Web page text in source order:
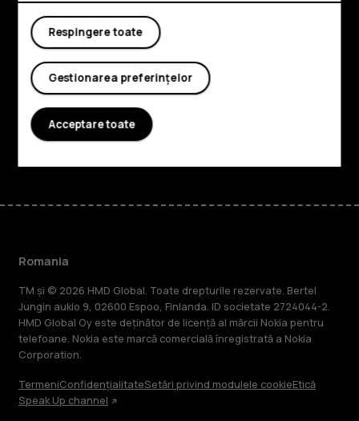
Despre
Planet and people
Asistență
FacebookInstagram
TiktokYoutube
Romania
TM și © 2026 HMD Global. Toate drepturile rezervate. Bertel
Jungin aukio 9, 02600 Espoo, Finlanda. ID societate 2724044-2.
HMD Global Oy este deținător de licență al mărcii Nokia pentru
telefoane. Nokia este marcă comercială înregistrată a Nokia
Corporation.
TermeniConfidențialitateSetări privind modulele cookieEtică
Speak Up channel
Respingere toate
Gestionarea preferințelor
Acceptare toate